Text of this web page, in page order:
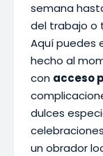
semana
del trabajo o
Aquí puedes
hecho al
con acceso
dulces
un obrador